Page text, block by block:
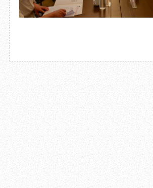
2022.07.07
成都市委常委、宣传部部长陈彦夫到成都杜甫草堂博物馆调研